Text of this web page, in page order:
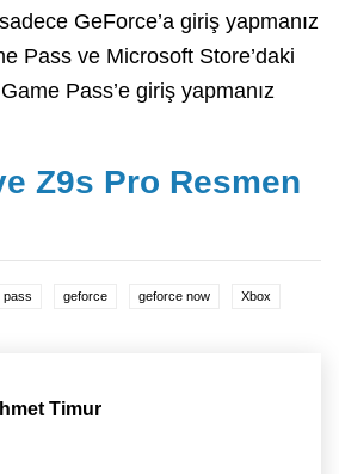
GeForce’a giriş yapmanız
Pass ve Microsoft Store’daki
Pass’e giriş yapmanız
Z9s Pro Resmen
pass geforce geforce now Xbox
Timur